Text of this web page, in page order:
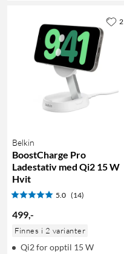
Belkin
BoostCharge Pro
Ladestativ med Qi2 15 W
Hvit
5.0 (14)
499,-
Finnes i 2 varianter
Qi2 for opptil 15 W
2